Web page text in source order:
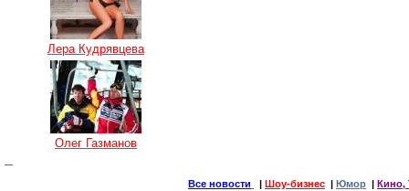
Лера Кудрявцева
Олег Газманов
Все новости Шоу-бизнес Юмор Кино,